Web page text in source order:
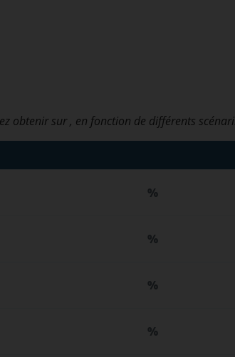
obtenir sur, en fonction de différents
%
%
%
%